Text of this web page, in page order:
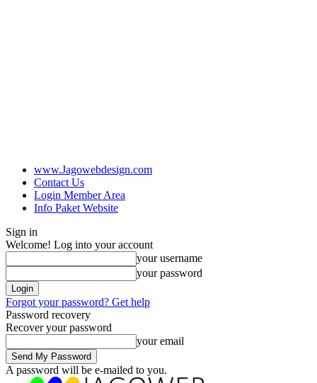
www.Jagowebdesign.com
Contact Us
Login Member Area
Info Paket Website
Sign in
Welcome! Log into your account
your username
your password
Forgot your password? Get help
Password recovery
Recover your password
your email
A password will be e-mailed to you.